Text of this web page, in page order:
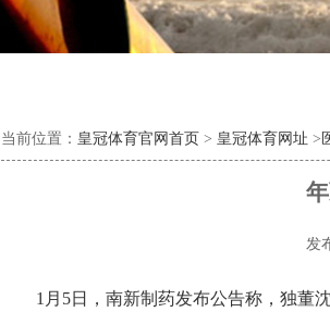
当前位置： 皇冠体育官网首页 > 皇冠体育网址 >
发
1月5日，南新制药发布公告称，独董